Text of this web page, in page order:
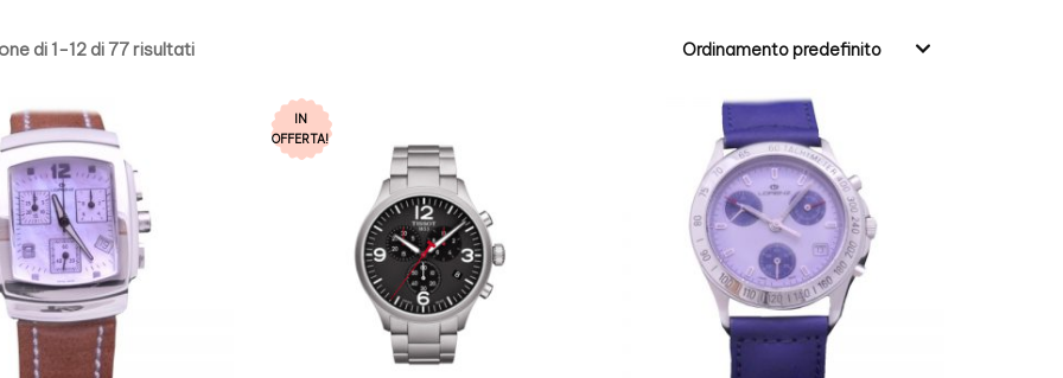
di 1-12 di 77 risultati Ordinamento predefinito
IN
OFFERTA!